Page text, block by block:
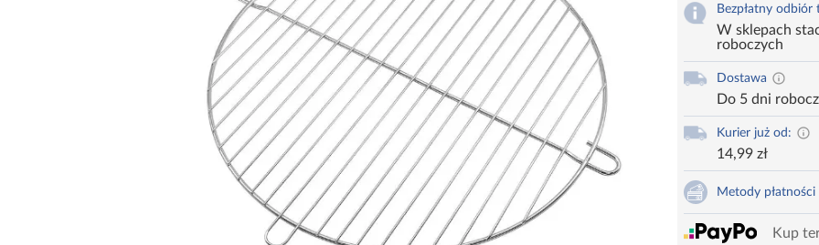
Bezpłatny odbiór
W sklepach
roboczych
Dostawa
Do 5 dni
Kurier już od:
14,99 zł
Metody płatności
Kup